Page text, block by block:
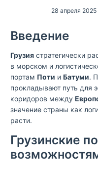
28 апреля 2025
Введение
Грузия стратегически
в морском и
портам Поти и Батуми.
прокладывают путь для
коридоров между
значение страны как
расти.
Грузинские